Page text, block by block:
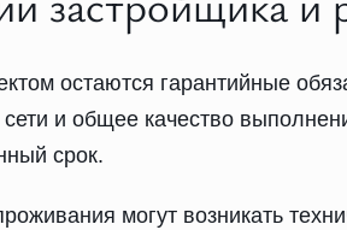
остаются гарантийные
и общее качество
срок.
могут возникать